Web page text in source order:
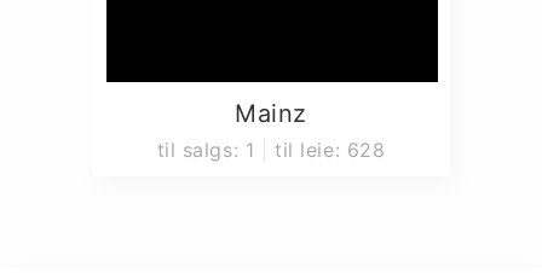
Mainz
til salgs: 1 til leie: 628